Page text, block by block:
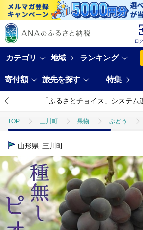
ロ
カテゴリ 地域 ランキング
寄付額 旅先を探す 特集
「ふるさとチョイス」システム
TOP 三川町 果物 ぶどう
TOP
TOP フルーツ ぶどう・マスカット
山形県 三川町